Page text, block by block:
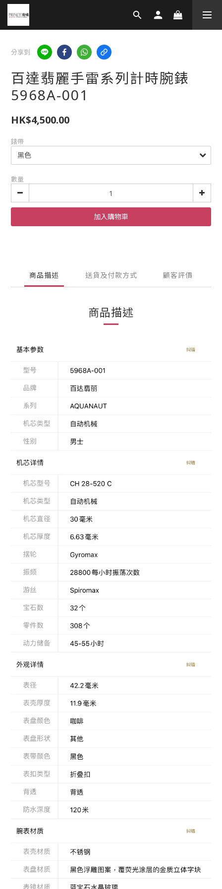
分享到
百達翡麗手雷系列計時腕錶
5968A-001
HK$4,500.00
錶帶
數量
加入購物車
商品描述 送貨及付款方式 顧客評價
商品描述